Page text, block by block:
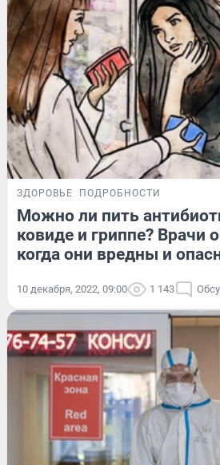
ЗДОРОВЬЕ ПОДРОБНОСТИ
Можно ли пить
ковиде и гриппе? Врачи
когда они вредны и
10 декабря, 2022, 09:00 1 143